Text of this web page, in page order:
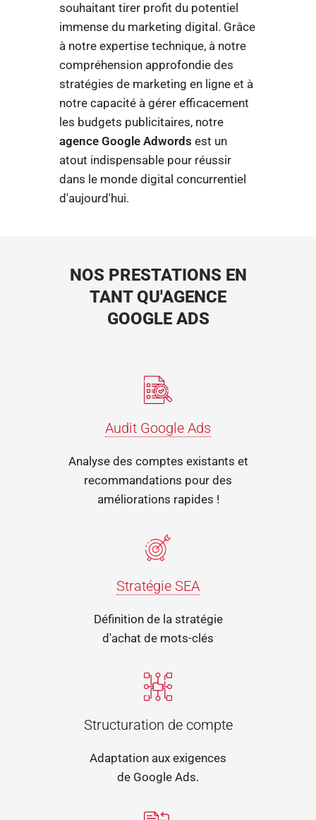
souhaitant tirer profit du potentiel
immense du marketing digital. Grâce
à notre expertise technique, à notre
compréhension approfondie des
stratégies de marketing en ligne et à
notre capacité à gérer efficacement
les budgets publicitaires, notre
agence Google Adwords est un
atout indispensable pour réussir
dans le monde digital concurrentiel
d'aujourd'hui.
NOS PRESTATIONS EN
TANT QU'AGENCE
GOOGLE ADS
Audit Google Ads
Analyse des comptes existants et
recommandations pour des
améliorations rapides !
Stratégie SEA
Définition de la stratégie
d'achat de mots-clés
Structuration de compte
Adaptation aux exigences
de Google Ads.